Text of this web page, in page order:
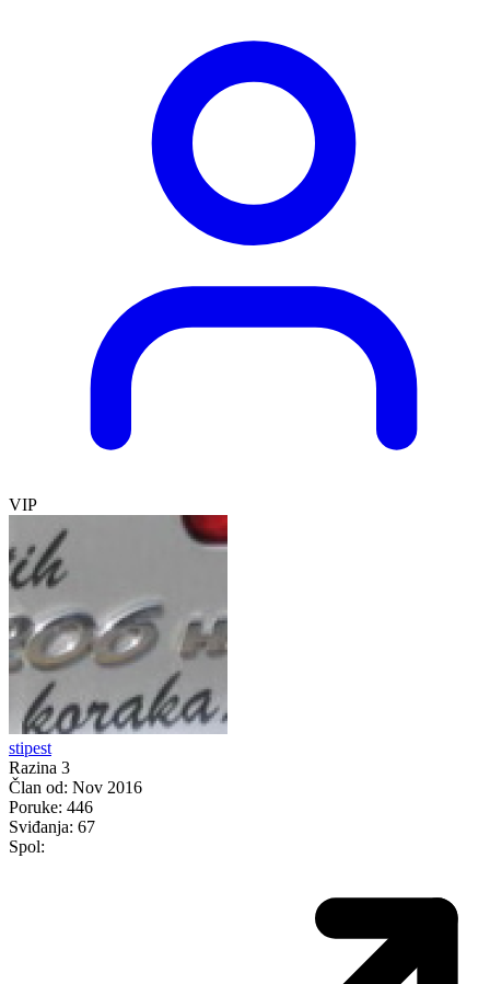
VIP
stipest
Razina 3
Član od: Nov 2016
Poruke: 446
Sviđanja: 67
Spol: